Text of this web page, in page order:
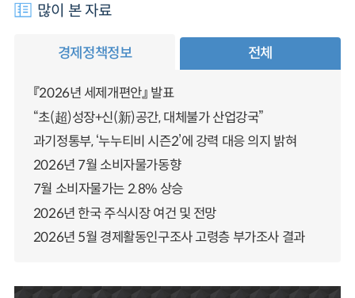
많이 본 자료
경제정책정보 전체
『2026년 세제개편안』 발표
“초(超)성장+신(新)공간, 대체불가 산업강국”
과기정통부, ‘누누티비 시즌2’에 강력 대응 의지 밝혀
2026년 7월 소비자물가동향
7월 소비자물가는 2.8% 상승
2026년 한국 주식시장 여건 및 전망
2026년 5월 경제활동인구조사 고령층 부가조사 결과